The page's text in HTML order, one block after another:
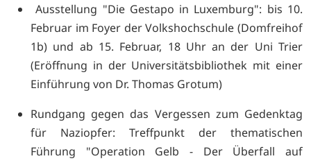
Ausstellung "Die Gestapo in Luxemburg": bis 10.
Februar im Foyer der Volkshochschule (Domfreihof
1b) und ab 15. Februar, 18 Uhr an der Uni Trier
(Eröffnung in der Universitätsbibliothek mit einer
Einführung von Dr. Thomas Grotum)
Rundgang gegen das Vergessen zum Gedenktag
für Naziopfer: Treffpunkt der thematischen
Führung "Operation Gelb - Der Überfall auf